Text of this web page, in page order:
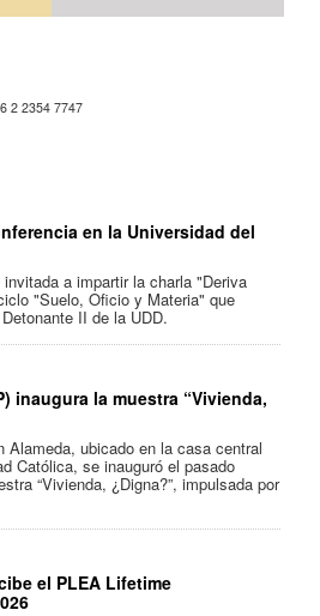
2 2354 7747
en la Universidad del
a impartir la charla "Deriva
"Suelo, Oficio y Materia" que
II de la UDD.
inaugura la muestra “Vivienda,
Alameda, ubicado en la casa central
Católica, se inauguró el pasado
“Vivienda, ¿Digna?”, impulsada por
el PLEA Lifetime